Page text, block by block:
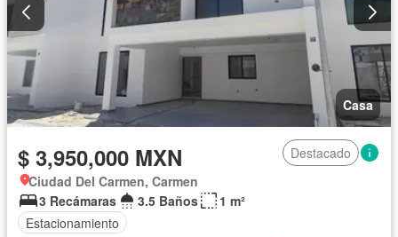
Casa
$ 3,950,000 MXN
Destacado
Ciudad Del Carmen, Carmen
3 Recámaras
3.5 Baños
1 m²
Estacionamiento